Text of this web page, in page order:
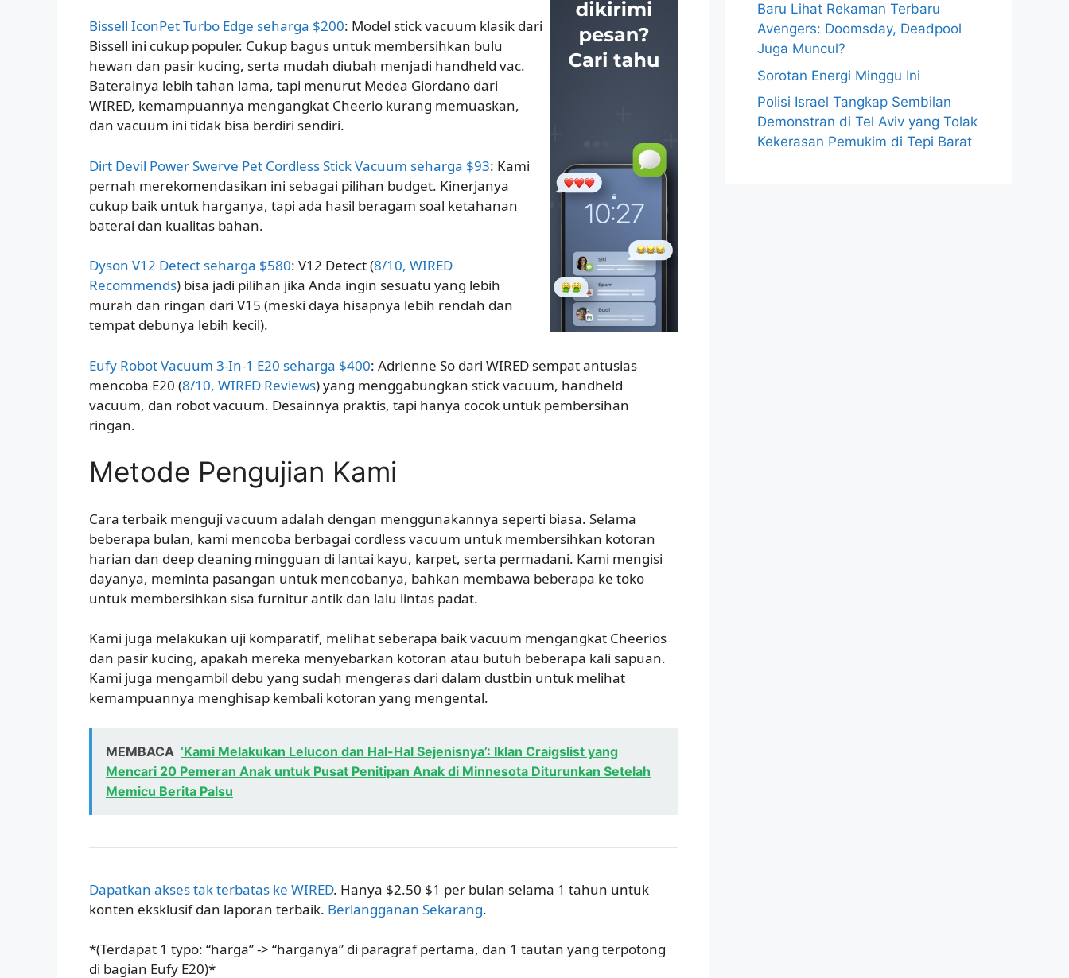
Bissell IconPet Turbo Edge seharga $200: Model stick vacuum klasik dari
Bissell ini cukup populer. Cukup bagus untuk membersihkan bulu
hewan dan pasir kucing, serta mudah diubah menjadi handheld vac.
Baterainya lebih tahan lama, tapi menurut Medea Giordano dari
WIRED, kemampuannya mengangkat Cheerio kurang memuaskan,
dan vacuum ini tidak bisa berdiri sendiri.
Dirt Devil Power Swerve Pet Cordless Stick Vacuum seharga $93: Kami
pernah merekomendasikan ini sebagai pilihan budget. Kinerjanya
cukup baik untuk harganya, tapi ada hasil beragam soal ketahanan
baterai dan kualitas bahan.
Dyson V12 Detect seharga $580: V12 Detect (8/10, WIRED
Recommends) bisa jadi pilihan jika Anda ingin sesuatu yang lebih
murah dan ringan dari V15 (meski daya hisapnya lebih rendah dan
tempat debunya lebih kecil).
Eufy Robot Vacuum 3-In-1 E20 seharga $400: Adrienne So dari WIRED sempat antusias
mencoba E20 (8/10, WIRED Reviews) yang menggabungkan stick vacuum, handheld
vacuum, dan robot vacuum. Desainnya praktis, tapi hanya cocok untuk pembersihan
ringan.
Metode Pengujian Kami
Cara terbaik menguji vacuum adalah dengan menggunakannya seperti biasa. Selama
beberapa bulan, kami mencoba berbagai cordless vacuum untuk membersihkan kotoran
harian dan deep cleaning mingguan di lantai kayu, karpet, serta permadani. Kami mengisi
dayanya, meminta pasangan untuk mencobanya, bahkan membawa beberapa ke toko
untuk membersihkan sisa furnitur antik dan lalu lintas padat.
Kami juga melakukan uji komparatif, melihat seberapa baik vacuum mengangkat Cheerios
dan pasir kucing, apakah mereka menyebarkan kotoran atau butuh beberapa kali sapuan.
Kami juga mengambil debu yang sudah mengeras dari dalam dustbin untuk melihat
kemampuannya menghisap kembali kotoran yang mengental.
MEMBACA ‘Kami Melakukan Lelucon dan Hal-Hal Sejenisnya’: Iklan Craigslist yang
Mencari 20 Pemeran Anak untuk Pusat Penitipan Anak di Minnesota Diturunkan Setelah
Memicu Berita Palsu
Dapatkan akses tak terbatas ke WIRED. Hanya $2.50 $1 per bulan selama 1 tahun untuk
konten eksklusif dan laporan terbaik. Berlangganan Sekarang.
*(Terdapat 1 typo: “harga” -> “harganya” di paragraf pertama, dan 1 tautan yang terpotong
di bagian Eufy E20)*
Baru Lihat Rekaman Terbaru
Avengers: Doomsday, Deadpool
Juga Muncul?
Sorotan Energi Minggu Ini
Polisi Israel Tangkap Sembilan
Demonstran di Tel Aviv yang Tolak
Kekerasan Pemukim di Tepi Barat